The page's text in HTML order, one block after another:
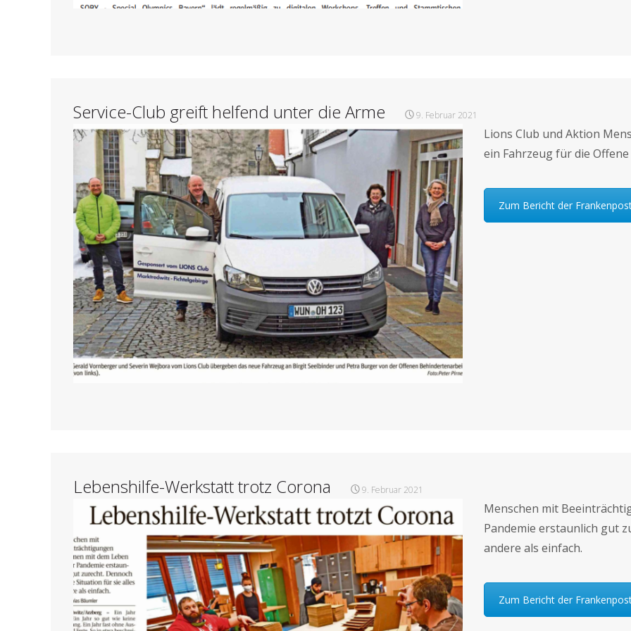
Service-Club greift helfend unter die Arme 9. Februar 2021
Lions Club und Aktion
ein Fahrzeug für die
Zum Bericht der
Lebenshilfe-Werkstatt trotz Corona 9. Februar 2021
Menschen mit
Pandemie erstaunlich gut
andere als einfach.
Zum Bericht der